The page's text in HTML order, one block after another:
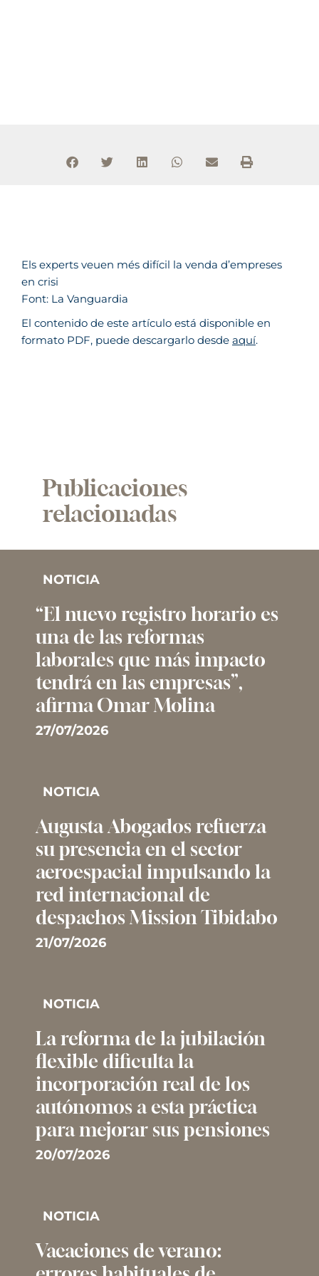
Els experts veuen més difícil la venda d’empreses
en crisi
Font: La Vanguardia
El contenido de este artículo está disponible en
formato PDF, puede descargarlo desde aquí.
Publicaciones
relacionadas
NOTICIA
“El nuevo registro horario es
una de las reformas
laborales que más impacto
tendrá en las empresas”,
afirma Omar Molina
27/07/2026
NOTICIA
Augusta Abogados refuerza
su presencia en el sector
aeroespacial impulsando la
red internacional de
despachos Mission Tibidabo
21/07/2026
NOTICIA
La reforma de la jubilación
flexible dificulta la
incorporación real de los
autónomos a esta práctica
para mejorar sus pensiones
20/07/2026
NOTICIA
Vacaciones de verano: